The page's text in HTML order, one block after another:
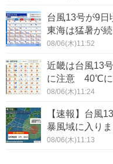
台風13号が9
東海は猛暑が
08/06(木)11:52
近畿は台風13
に注意 40℃に
08/06(木)11:24
【速報】台風
暴風域に入り
08/06(木)11:13